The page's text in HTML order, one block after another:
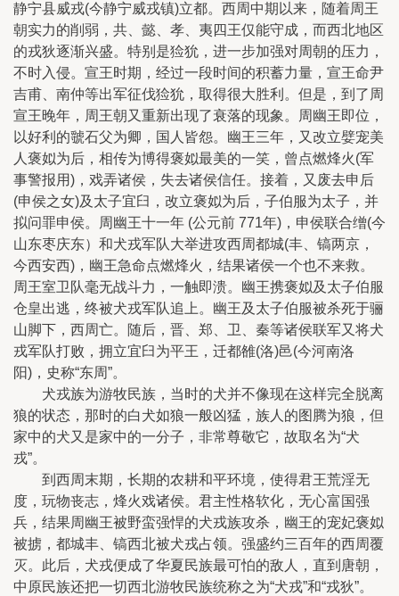
静宁县威戎(今静宁威戎镇)立都。西周中期以来，随着周王
朝实力的削弱，共、懿、孝、夷四王仅能守成，而西北地区
的戎狄逐渐兴盛。特别是猃狁，进一步加强对周朝的压力，
不时入侵。宣王时期，经过一段时间的积蓄力量，宣王命尹
吉甫、南仲等出军征伐猃狁，取得很大胜利。但是，到了周
宣王晚年，周王朝又重新出现了衰落的现象。周幽王即位，
以好利的虢石父为卿，国人皆怨。幽王三年，又改立嬖宠美
人褒姒为后，相传为博得褒姒最美的一笑，曾点燃烽火(军
事警报用)，戏弄诸侯，失去诸侯信任。接着，又废去申后
(申侯之女)及太子宜臼，改立褒姒为后，子伯服为太子，并
拟问罪申侯。周幽王十一年 (公元前 771年)，申侯联合缯(今
山东枣庆东）和犬戎军队大举进攻西周都城(丰、镐两京，
今西安西)，幽王急命点燃烽火，结果诸侯一个也不来救。
周王室卫队毫无战斗力，一触即溃。幽王携褒姒及太子伯服
仓皇出逃，终被犬戎军队追上。幽王及太子伯服被杀死于骊
山脚下，西周亡。随后，晋、郑、卫、秦等诸侯联军又将犬
戎军队打败，拥立宜臼为平王，迁都雒(洛)邑(今河南洛
阳)，史称“东周”。
犬戎族为游牧民族，当时的犬并不像现在这样完全脱离
狼的状态，那时的白犬如狼一般凶猛，族人的图腾为狼，但
家中的犬又是家中的一分子，非常尊敬它，故取名为“犬
戎”。
到西周末期，长期的农耕和平环境，使得君王荒淫无
度，玩物丧志，烽火戏诸侯。君主性格软化，无心富国强
兵，结果周幽王被野蛮强悍的犬戎族攻杀，幽王的宠妃褒姒
被掳，都城丰、镐西北被犬戎占领。强盛约三百年的西周覆
灭。此后，犬戎便成了华夏民族最可怕的敌人，直到唐朝，
中原民族还把一切西北游牧民族统称之为“犬戎”和“戎狄”。